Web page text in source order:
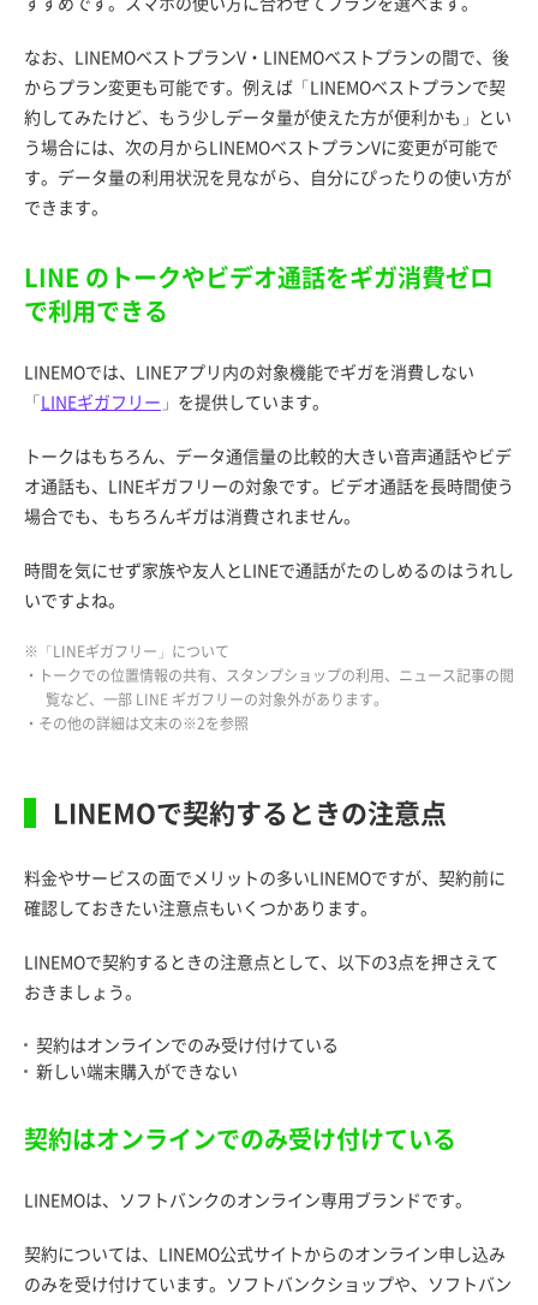
なお、LINEMOベストプランV・LINEMOベストプランの間で、後
からプラン変更も可能です。例えば「LINEMOベストプランで契
約してみたけど、もう少しデータ量が使えた方が便利かも」とい
う場合には、次の月からLINEMOベストプランVに変更が可能で
す。データ量の利用状況を見ながら、自分にぴったりの使い方が
できます。
LINE のトークやビデオ通話をギガ消費ゼロ
で利用できる
LINEMOでは、LINEアプリ内の対象機能でギガを消費しない
「LINEギガフリー 」を提供しています。
トークはもちろん、データ通信量の比較的大きい音声通話やビデ
オ通話も、LINEギガフリーの対象です。ビデオ通話を長時間使う
場合でも、もちろんギガは消費されません。
時間を気にせず家族や友人とLINEで通話がたのしめるのはうれし
いですよね。
※「LINEギガフリー」について
・トークでの位置情報の共有、スタンプショップの利用、ニュース記事の閲
覧など、一部 LINE ギガフリーの対象外があります。
・その他の詳細は文末の※2を参照
LINEMOで契約するときの注意点
料金やサービスの面でメリットの多いLINEMOですが、契約前に
確認しておきたい注意点もいくつかあります。
LINEMOで契約するときの注意点として、以下の3点を押さえて
おきましょう。
契約はオンラインでのみ受け付けている
新しい端末購入ができない
契約はオンラインでのみ受け付けている
LINEMOは、ソフトバンクのオンライン専用ブランドです。
契約については、LINEMO公式サイトからのオンライン申し込み
のみを受け付けています。ソフトバンクショップや、ソフトバン